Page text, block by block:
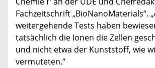
Fachzeitschrift „BioNanoMaterials“.
weitergehende Tests haben
tatsächlich die Ionen die Zellen
und nicht etwa der Kunststoff, wie
vermuteten.“